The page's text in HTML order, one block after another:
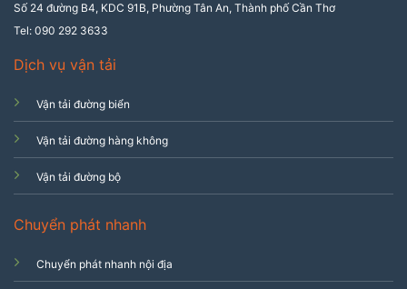
Số 24 đường B4, KDC 91B, Phường Tân An, Thành phố Cần Thơ
Tel: 090 292 3633
Dịch vụ vận tải
Vận tải đường biển
Vận tải đường hàng không
Vận tải đường bộ
Chuyển phát nhanh
Chuyển phát nhanh nội địa